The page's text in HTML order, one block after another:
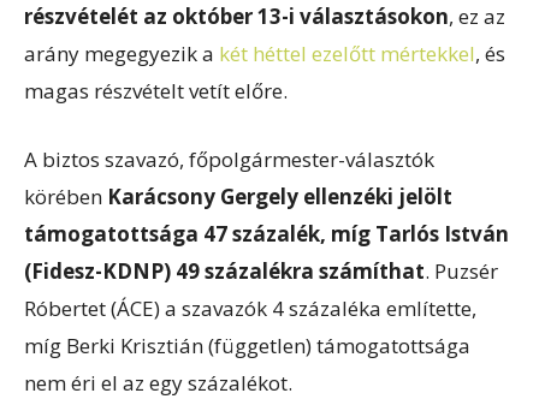
részvételét az október 13-i választásokon, ez az
arány megegyezik a két héttel ezelőtt mértekkel, és
magas részvételt vetít előre.
A biztos szavazó, főpolgármester-választók
körében Karácsony Gergely ellenzéki jelölt
támogatottsága 47 százalék, míg Tarlós István
(Fidesz-KDNP) 49 százalékra számíthat. Puzsér
Róbertet (ÁCE) a szavazók 4 százaléka említette,
míg Berki Krisztián (független) támogatottsága
nem éri el az egy százalékot.